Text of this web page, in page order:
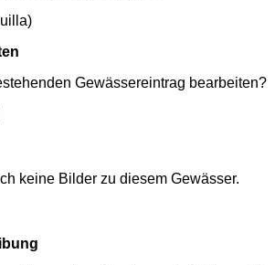
Gewässereintrag bearbeiten?
keine Bilder zu diesem Gewässer.